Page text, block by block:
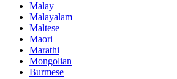
Malay
Malayalam
Maltese
Maori
Marathi
Mongolian
Burmese